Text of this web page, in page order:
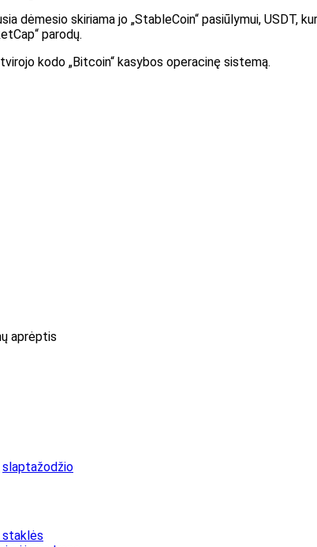
dėmesio skiriama jo „StableCoin“ pasiūlymui, USDT,
parodų.
kodo „Bitcoin“ kasybos operacinę sistemą.
aprėptis
slaptažodžio
staklės